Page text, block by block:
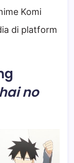
Komi
di platform
no